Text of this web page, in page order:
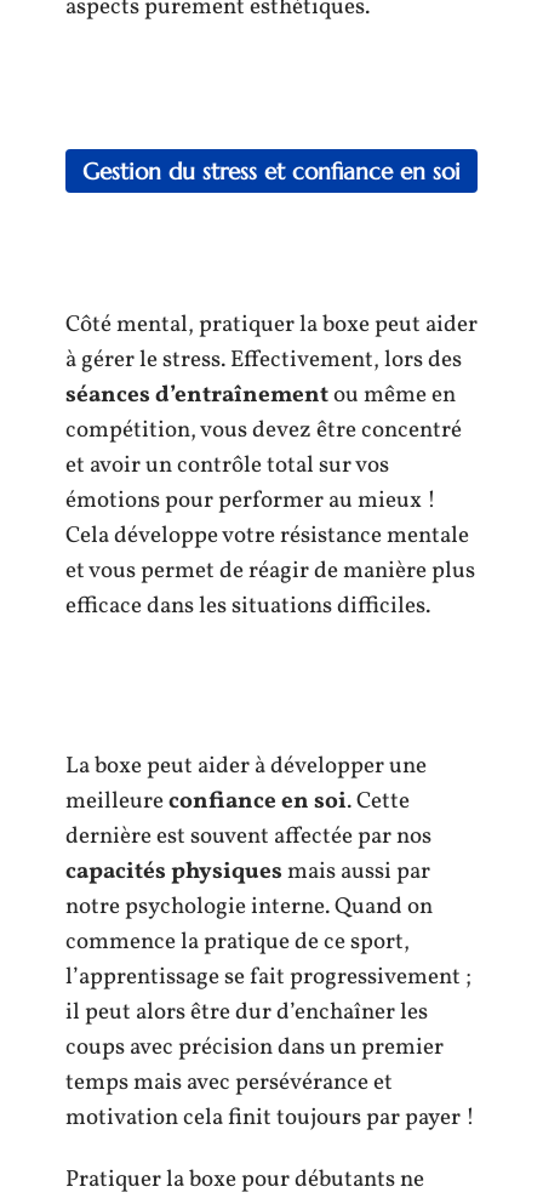
aspects purement esthétiques.
Gestion du stress et confiance en soi
Côté mental, pratiquer la boxe peut aider
à gérer le stress. Effectivement, lors des
séances d’entraînementou même en
compétition, vous devez être concentré
et avoir un contrôle total sur vos
émotions pour performer au mieux !
Cela développe votre résistance mentale
et vous permet de réagir de manière plus
efficace dans les situations difficiles.
La boxe peut aider à développer une
meilleureconfiance en soi. Cette
dernière est souvent affectée par nos
capacités physiquesmais aussi par
notre psychologie interne. Quand on
commence la pratique de ce sport,
l’apprentissage se fait progressivement ;
il peut alors être dur d’enchaîner les
coups avec précision dans un premier
temps mais avec persévérance et
motivation cela finit toujours par payer !
Pratiquer la boxe pour débutants ne